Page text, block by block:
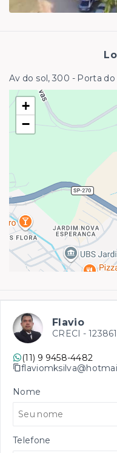
Av do sol, 300 - Porta
+
−
Flavio
CRECI - 123861
(11) 9 9458-4482
Nome
Telefone